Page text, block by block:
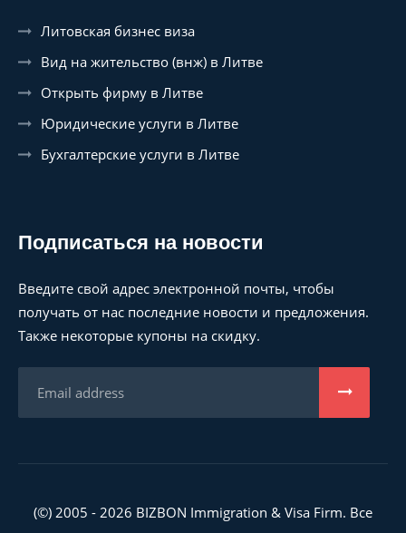
Литовская бизнес виза
Вид на жительство (внж) в Литве
Открыть фирму в Литве
Юридические услуги в Литве
Бухгалтерские услуги в Литве
Подписаться на новости
Введите свой адрес электронной почты, чтобы
получать от нас последние новости и предложения.
Также некоторые купоны на скидку.
(©) 2005 - 2026 BIZBON Immigration & Visa Firm. Все